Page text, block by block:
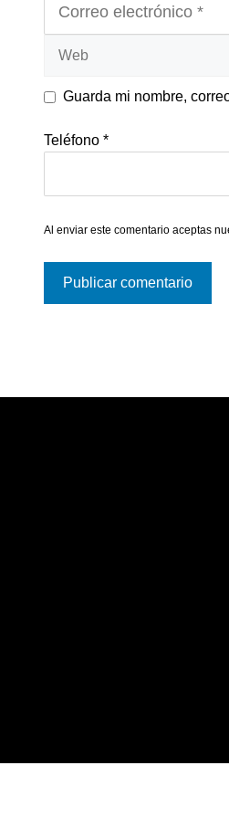
electrónico
Guarda mi nombre,
Teléfono *
Al enviar este comentario aceptas